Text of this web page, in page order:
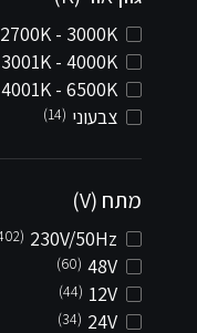
2700K - 3000K
3001K - 4000K
4001K - 6500K
צבעוני (14)
מתח (V)
230V/50Hz
(402)
48V
(60)
12V
(44)
24V
(34)